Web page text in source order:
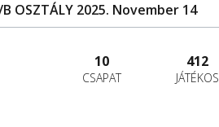
B OSZTÁLY 2025. November 14
10
CSAPAT
412
JÁTÉKOS